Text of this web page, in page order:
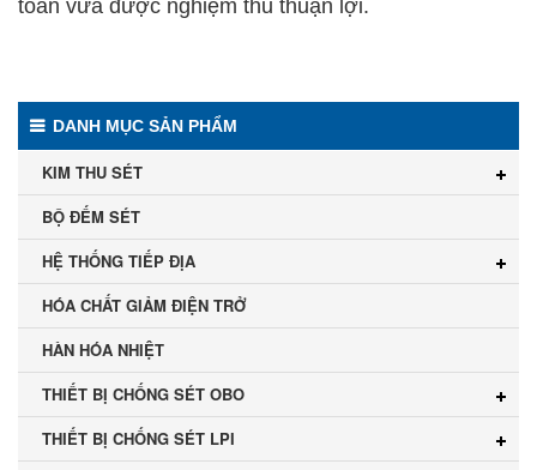
toàn vừa được nghiệm thu thuận lợi.
DANH MỤC SẢN PHẨM
KIM THU SÉT
BỘ ĐẾM SÉT
HỆ THỐNG TIẾP ĐỊA
HÓA CHẤT GIẢM ĐIỆN TRỞ
HÀN HÓA NHIỆT
THIẾT BỊ CHỐNG SÉT OBO
THIẾT BỊ CHỐNG SÉT LPI